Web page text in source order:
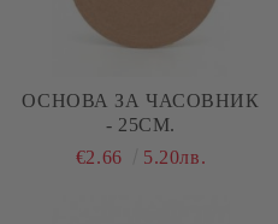
ОСНОВА ЗА ЧАСОВНИК
- 25СМ.
€2.66
5.20лв.